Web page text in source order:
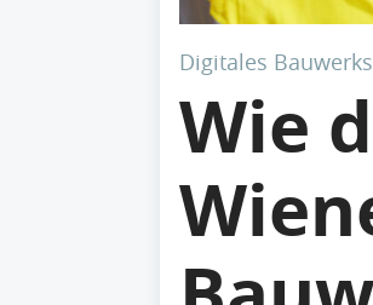
Digitales
Wie